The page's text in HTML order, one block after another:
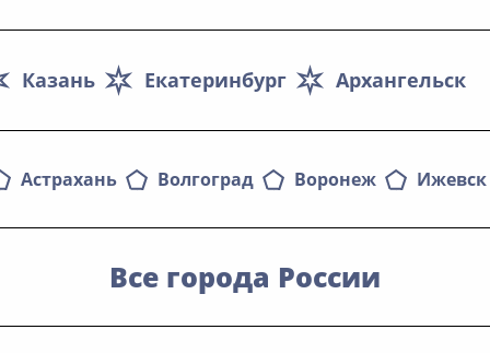
Архангельск
Екатеринбург
Казань
Астрахань Волгоград Воронеж Ижевск
Все города России